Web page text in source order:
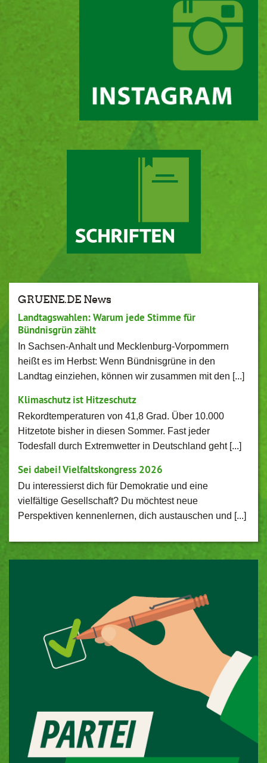
GRUENE.DE News
Landtagswahlen: Warum jede Stimme für
Bündnisgrün zählt
In Sachsen-Anhalt und Mecklenburg-Vorpommern
heißt es im Herbst: Wenn Bündnisgrüne in den
Landtag einziehen, können wir zusammen mit den [...]
Klimaschutz ist Hitzeschutz
Rekordtemperaturen von 41,8 Grad. Über 10.000
Hitzetote bisher in diesen Sommer. Fast jeder
Todesfall durch Extremwetter in Deutschland geht [...]
Sei dabei! Vielfaltskongress 2026
Du interessierst dich für Demokratie und eine
vielfältige Gesellschaft? Du möchtest neue
Perspektiven kennenlernen, dich austauschen und [...]